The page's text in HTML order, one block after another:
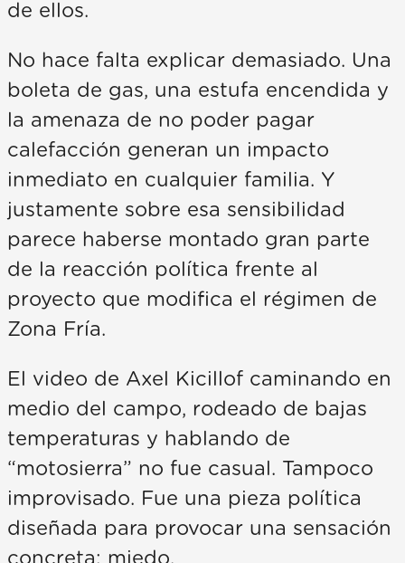
de ellos.
No hace falta explicar demasiado. Una
boleta de gas, una estufa encendida y
la amenaza de no poder pagar
calefacción generan un impacto
inmediato en cualquier familia. Y
justamente sobre esa sensibilidad
parece haberse montado gran parte
de la reacción política frente al
proyecto que modifica el régimen de
Zona Fría.
El video de Axel Kicillof caminando en
medio del campo, rodeado de bajas
temperaturas y hablando de
“motosierra” no fue casual. Tampoco
improvisado. Fue una pieza política
diseñada para provocar una sensación
concreta: miedo.